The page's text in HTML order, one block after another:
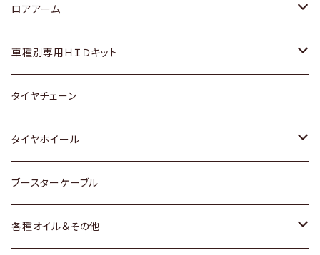
ダイハツ
マツダ
三菱
スバル
レクサス
日産
ダイハツ
マツダ
三菱
スバル
スズキ
日産
いすゞ
ダイハツ
マツダ
三菱
ホンダ
スズキ
日産
ダイハツ
スバル
トヨタ
ホンダ
スズキ
日産
ダイハツ
マツダ
ロアアーム
ホンダ
スズキ
日産
ダイハツ
マツダ
車種別専用ＨＩＤキット
トヨタ
マツダ
タイヤチェーン
タイヤホイール
トヨタ
ホンダ
ブースターケーブル
各種オイル＆その他